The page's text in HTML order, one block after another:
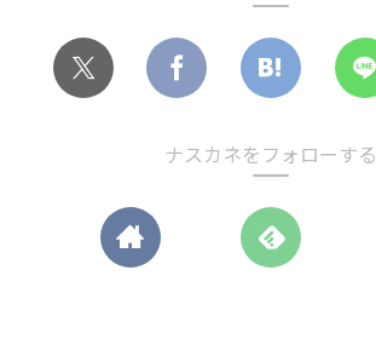
ナスカネをフォローする